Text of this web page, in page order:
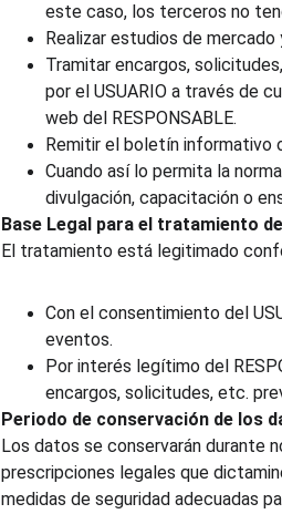
este caso, los terceros no
Realizar estudios de
Tramitar encargos,
por el USUARIO a través de
web del RESPONSABLE.
Remitir el boletín informativo
Cuando así lo permita la
divulgación, capacitación o
Base Legal para el tratamiento
El tratamiento está legitimado
Con el consentimiento del
eventos.
Por interés legítimo del
encargos, solicitudes, etc.
Periodo de conservación de los
Los datos se conservarán durante
prescripciones legales que
medidas de seguridad adecuadas